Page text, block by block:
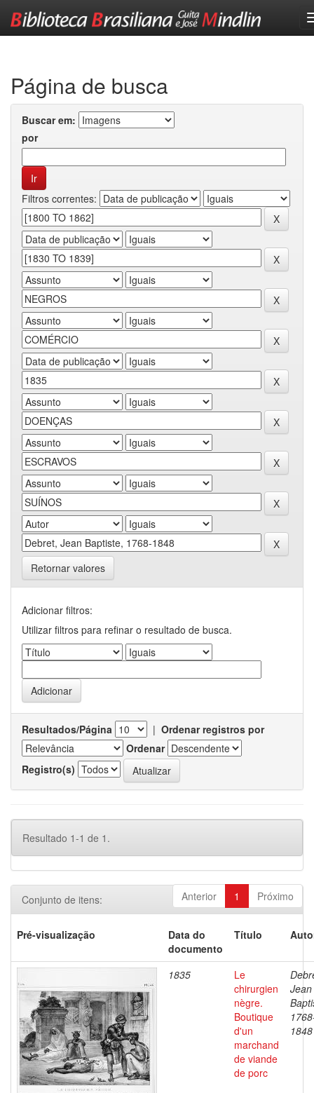
Página de busca
Buscar em:
por
Filtros correntes:
Retornar valores
Adicionar filtros:
Utilizar filtros para refinar o resultado de busca.
Resultados/Página | Ordenar registros por
Ordenar
Registro(s)
Resultado 1-1 de 1.
Anterior 1 Próximo
Conjunto de itens:
Pré-visualização
Data do
documento
Título
1835
Le
chirurgien
nègre.
Boutique
d'un
marchand
de viande
de porc
Jean
1848